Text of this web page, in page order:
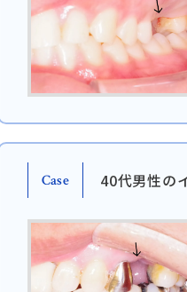
14:30〜18:00日本歯科静岡
Case 40代男性の